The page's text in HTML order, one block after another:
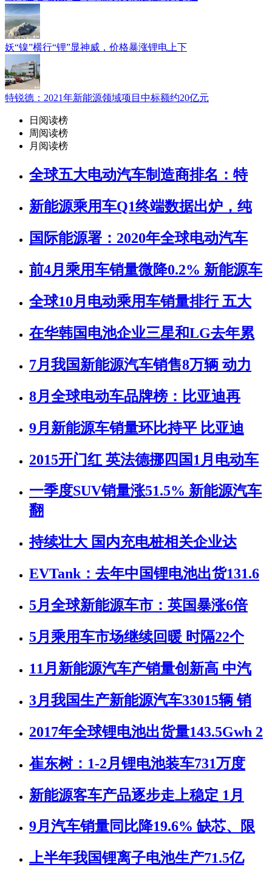
妖“镍”横行“锂”显神威，价格暴涨锂电上下
特锐德：2021年新能源领域项目中标额约20亿元
日阅读榜
周阅读榜
月阅读榜
全球五大电动汽车制造商排名：特
新能源乘用车Q1终端数据出炉，纯
国际能源署：2020年全球电动汽车
前4月乘用车销量微降0.2% 新能源车
全球10月电动乘用车销量排行 五大
在华韩国电池企业三星和LG去年累
7月我国新能源汽车销售8万辆 动力
8月全球电动车品牌榜：比亚迪再
9月新能源车销量环比持平 比亚迪
2015开门红 英法德挪四国1月电动车
一季度SUV销量涨51.5% 新能源汽车
翻
持续壮大 国内充电桩相关企业达
EVTank：去年中国锂电池出货131.6
5月全球新能源车市：英国暴涨6倍
5月乘用车市场继续回暖 时隔22个
11月新能源汽车产销量创新高 中汽
3月我国生产新能源汽车33015辆 销
2017年全球锂电池出货量143.5Gwh 2
崔东树：1-2月锂电池装车731万度
新能源客车产品逐步走上稳定 1月
9月汽车销量同比降19.6% 缺芯、限
上半年我国锂离子电池生产71.5亿